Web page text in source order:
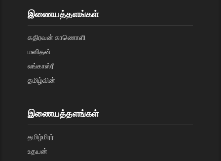
இணையத்தளங்கள்
கதிரவன் காணொளி
மனிதன்
லங்காஸ்ரீ
தமிழ்வின்
இணையத்தளங்கள்
தமிழ்மிரர்
உதயன்